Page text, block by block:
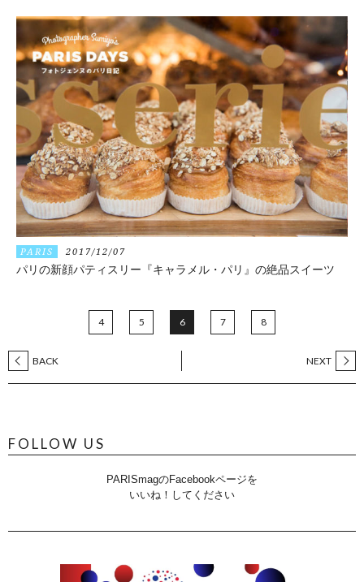
PARIS 2017/12/07
パリの新顔パティスリー『キャラメル・パリ』の絶品スイーツ
BACK
4 5 6 7 8
NEXT
FOLLOW US
PARISmagのFacebookページを
いいね！してください